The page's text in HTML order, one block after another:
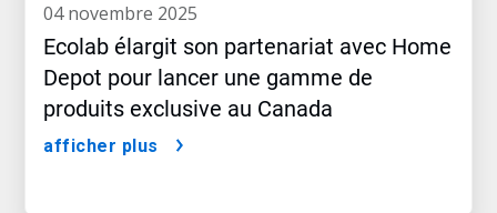
04 novembre 2025
Ecolab élargit son partenariat avec Home
Depot pour lancer une gamme de
produits exclusive au Canada
afficher plus